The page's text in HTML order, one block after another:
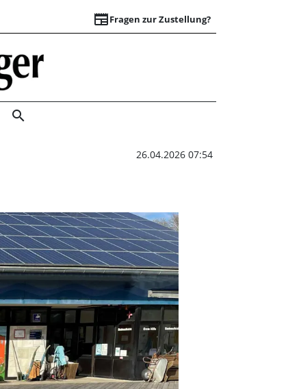
newspaperFragen zur Zustellung?
Brücke, Becken
search
26.04.2026 07:54